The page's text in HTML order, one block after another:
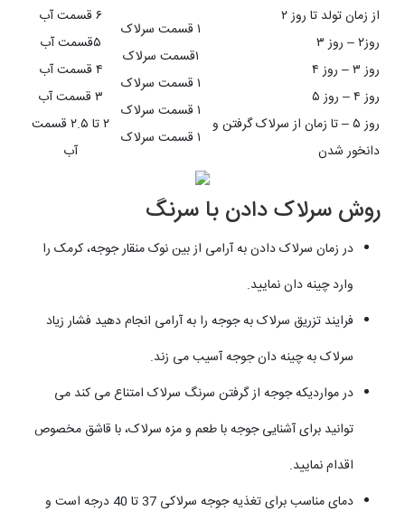
از زمان تولد تا روز ۲
روز۲ – روز ۳
روز ۳ – روز ۴
روز ۴ – روز ۵
روز ۵ – تا زمان از سرلاک گرفتن و
دانخور شدن
۱ قسمت سرلاک
۱قسمت سرلاک
۱ قسمت سرلاک
۱ قسمت سرلاک
۱ قسمت سرلاک
۶ قسمت آب
۵قسمت آب
۴ قسمت آب
۳ قسمت آب
۲ تا ۲.۵ قسمت
آب
روش سرلاک دادن با سرنگ
در زمان سرلاک دادن به آرامی از بین نوک منقار جوجه، کرمک را
وارد چینه دان نمایید.
فرایند تزریق سرلاک به جوجه را به آرامی انجام دهید فشار زیاد
سرلاک به چینه دان جوجه آسیب می زند.
در مواردیکه جوجه از گرفتن سرنگ سرلاک امتناع می کند می
توانید برای آشنایی جوجه با طعم و مزه سرلاک، با قاشق مخصوص
اقدام نمایید.
دمای مناسب برای تغذیه جوجه سرلاکی 37 تا 40 درجه است و